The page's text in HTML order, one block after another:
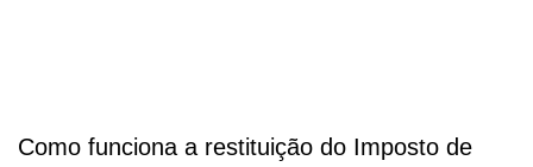
Como funciona a restituição do Imposto de